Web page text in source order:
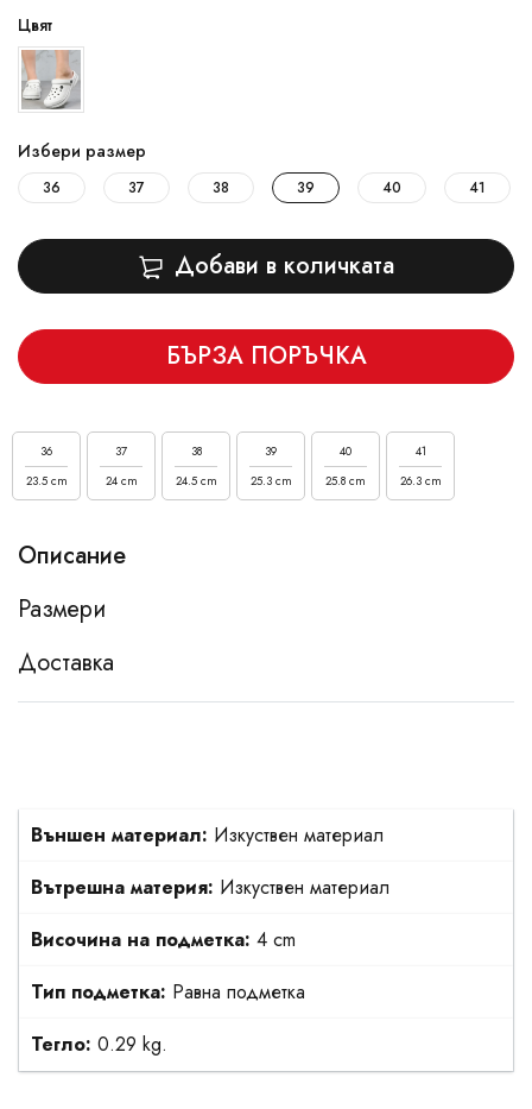
Цвят
Избери размер
36 37 38 39 40 41
Добави в количката
БЪРЗА ПОРЪЧКА
36
23.5 cm
37
24 cm
38
24.5 cm
39
25.3 cm
40
25.8 cm
41
26.3 cm
Описание
Размери
Доставка
Външен материал: Изкуствен материал
Вътрешна материя: Изкуствен материал
Височина на подметка: 4 cm
Тип подметка: Равна подметка
Тегло: 0.29 kg.